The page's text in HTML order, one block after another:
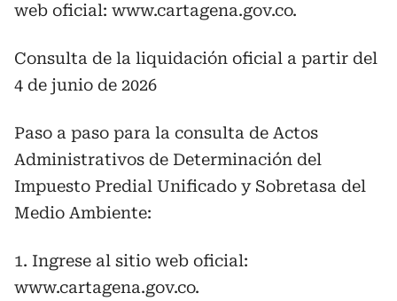
web oficial: www.cartagena.gov.co.
Consulta de la liquidación oficial a partir del
4 de junio de 2026
Paso a paso para la consulta de Actos
Administrativos de Determinación del
Impuesto Predial Unificado y Sobretasa del
Medio Ambiente:
1. Ingrese al sitio web oficial:
www.cartagena.gov.co.